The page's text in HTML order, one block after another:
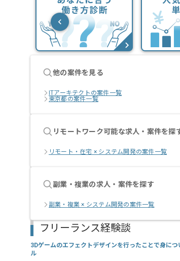
他の案件を見る
ITアーキテクトの案件一覧
東京都の案件一覧
リモートワーク可能な求人・案件を探
リモート・在宅 × システム開発の案件一覧
副業・複業の求人・案件を探す
副業・複業 × システム開発の案件一覧
フリーランス経験談
3Dゲームのエフェクトデザインを行ったことで身につ
ル